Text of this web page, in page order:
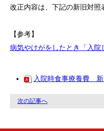
改正内容は、下記の新旧対照
【参考】
病気やけがをしたとき「入院
入院時食事療養費
次の記事へ